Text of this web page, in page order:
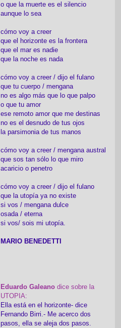
o que la muerte es el silencio
aunque lo sea
cómo voy a creer
que el horizonte es la frontera
que el mar es nadie
que la noche es nada
cómo voy a creer / dijo el fulano
que tu cuerpo / mengana
no es algo más que lo que palpo
o que tu amor
ese remoto amor que me destinas
no es el desnudo de tus ojos
la parsimonia de tus manos
cómo voy a creer / mengana austral
que sos tan sólo lo que miro
acaricio o penetro
cómo voy a creer / dijo el fulano
que la utopía ya no existe
si vos / mengana dulce
osada / eterna
si vos/ sois mi utopía.
MARIO BENEDETTI
Eduardo Galeano dice sobre la
UTOPIA:
Ella está en el horizonte- dice
Fernando Birri.- Me acerco dos
pasos, ella se aleja dos pasos.